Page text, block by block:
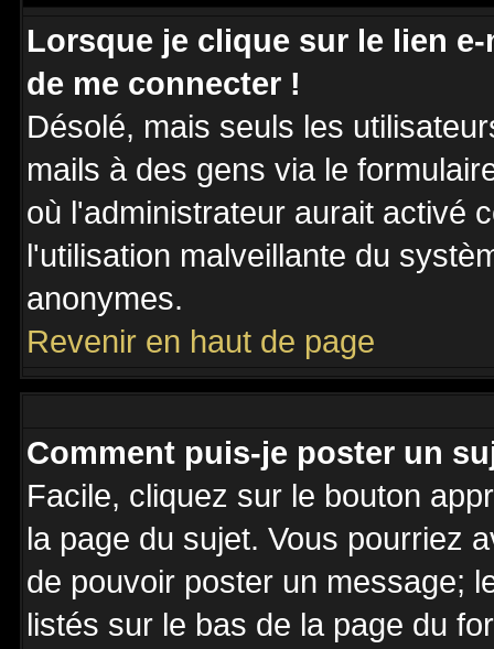
Lorsque je clique sur le lien
de me connecter !
Désolé, mais seuls les
mails à des gens via le
où l'administrateur aurait activé
l'utilisation malveillante du
anonymes.
Revenir en haut de page
Comment puis-je poster un
Facile, cliquez sur le bouton
la page du sujet. Vous pourriez
de pouvoir poster un message;
listés sur le bas de la page du